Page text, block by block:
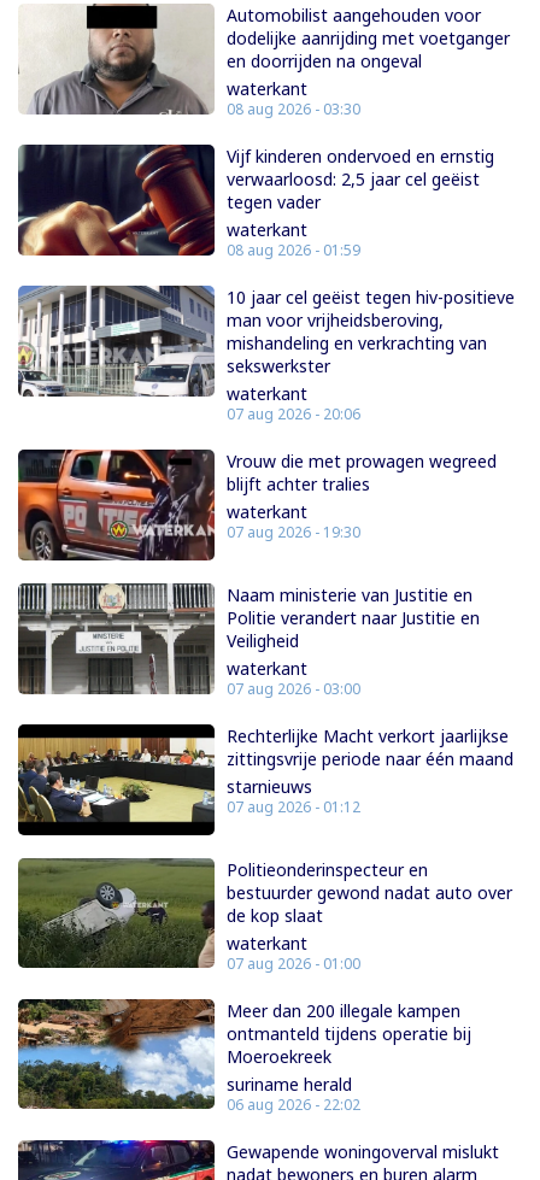
Automobilist aangehouden voor
dodelijke aanrijding met voetganger
en doorrijden na ongeval
waterkant
08 aug 2026 - 03:30
Vijf kinderen ondervoed en ernstig
verwaarloosd: 2,5 jaar cel geëist
tegen vader
waterkant
08 aug 2026 - 01:59
10 jaar cel geëist tegen hiv-positieve
man voor vrijheidsberoving,
mishandeling en verkrachting van
sekswerkster
waterkant
07 aug 2026 - 20:06
Vrouw die met prowagen wegreed
blijft achter tralies
waterkant
07 aug 2026 - 19:30
Naam ministerie van Justitie en
Politie verandert naar Justitie en
Veiligheid
waterkant
07 aug 2026 - 03:00
Rechterlijke Macht verkort jaarlijkse
zittingsvrije periode naar één maand
starnieuws
07 aug 2026 - 01:12
Politieonderinspecteur en
bestuurder gewond nadat auto over
de kop slaat
waterkant
07 aug 2026 - 01:00
Meer dan 200 illegale kampen
ontmanteld tijdens operatie bij
Moeroekreek
suriname herald
06 aug 2026 - 22:02
Gewapende woningoverval mislukt
nadat bewoners en buren alarm